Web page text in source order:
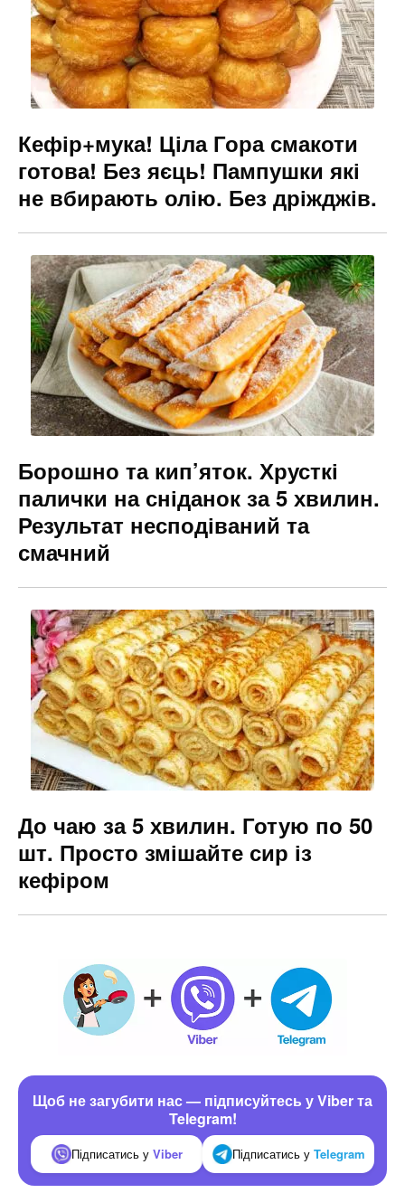
k er
Кефір+мука! Ціла Гора смакоти
готова! Без яєць! Пампушки які
не вбирають олію. Без дріжджів.
Борошно та кип’яток. Хрусткі
палички на сніданок за 5 хвилин.
Результат несподіваний та
смачний
До чаю за 5 хвилин. Готую по 50
шт. Просто змішайте сир із
кефіром
Щоб не загубити нас — підписуйтесь у Viber та
Telegram!
Підписатись у Viber Підписатись у Telegram